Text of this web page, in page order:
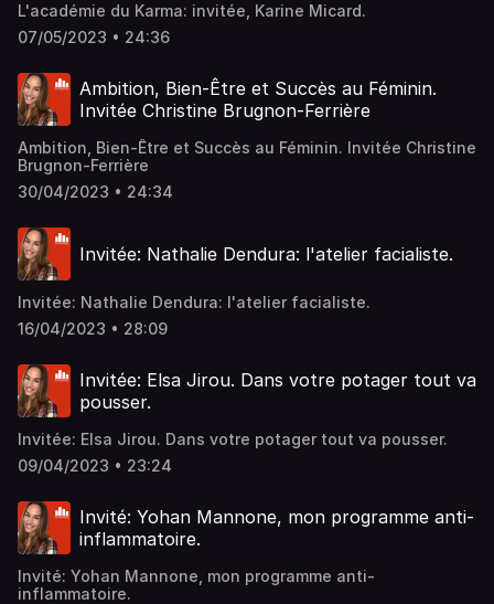
L'académie du Karma: invitée, Karine Micard.
07/05/2023 • 24:36
Ambition, Bien-Être et Succès au Féminin.
Invitée Christine Brugnon-Ferrière
Ambition, Bien-Être et Succès au Féminin. Invitée Christine
Brugnon-Ferrière
30/04/2023 • 24:34
Invitée: Nathalie Dendura: l'atelier facialiste.
Invitée: Nathalie Dendura: l'atelier facialiste.
16/04/2023 • 28:09
Invitée: Elsa Jirou. Dans votre potager tout va
pousser.
Invitée: Elsa Jirou. Dans votre potager tout va pousser.
09/04/2023 • 23:24
Invité: Yohan Mannone, mon programme anti-
inflammatoire.
Invité: Yohan Mannone, mon programme anti-
inflammatoire.